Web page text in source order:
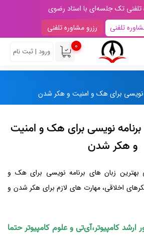
تلفنی تک جلسه‌ای با استاد رضوی
تلفنی
رزرو مشاوره تلفنی
0
ورود | ثبت نام
نویسی برای هک و امنیت و هکر شدن
نویسی برای هک و امنیت
و هکر شدن
بهترین زبان های برنامه نویسی برای هک و
اخلاقی، مهارت های لازم برای هکر شدن و
کامپیوتر،آی‌تی و علوم کامپیوتر حتما